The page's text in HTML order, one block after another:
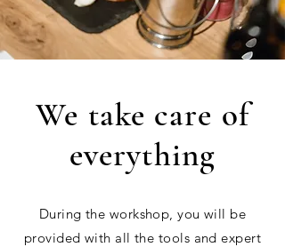
We take care of
everything
During the workshop, you will be
provided with all the tools and expert